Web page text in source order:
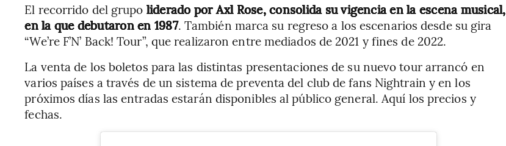
El recorrido del grupo liderado por Axl Rose, consolida su vigencia en la escena musical,
en la que debutaron en 1987. También marca su regreso a los escenarios desde su gira
“We’re F’N’ Back! Tour”, que realizaron entre mediados de 2021 y fines de 2022.
La venta de los boletos para las distintas presentaciones de su nuevo tour arrancó en
varios países a través de un sistema de preventa del club de fans Nightrain y en los
próximos días las entradas estarán disponibles al público general. Aquí los precios y
fechas.